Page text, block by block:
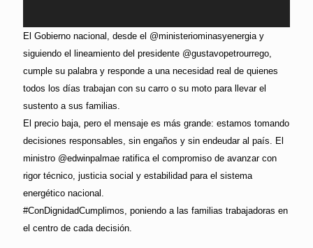
El Gobierno nacional, desde el @ministeriominasyenergia y
siguiendo el lineamiento del presidente @gustavopetrourrego,
cumple su palabra y responde a una necesidad real de quienes
todos los días trabajan con su carro o su moto para llevar el
sustento a sus familias.
El precio baja, pero el mensaje es más grande: estamos tomando
decisiones responsables, sin engaños y sin endeudar al país. El
ministro @edwinpalmae ratifica el compromiso de avanzar con
rigor técnico, justicia social y estabilidad para el sistema
energético nacional.
#ConDignidadCumplimos, poniendo a las familias trabajadoras en
el centro de cada decisión.